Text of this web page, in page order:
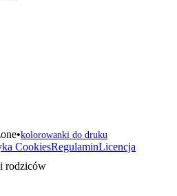
•kolorowanki do druku
CookiesRegulaminLicencja
rodziców